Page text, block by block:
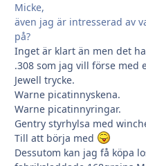
Micke,
även jag är intresserad av
på?
Inget är klart än men det
.308 som jag vill förse med
Jewell trycke.
Warne picatinnyskena.
Warne picatinnyringar.
Gentry styrhylsa med
Till att börja med
Dessutom kan jag få köpa